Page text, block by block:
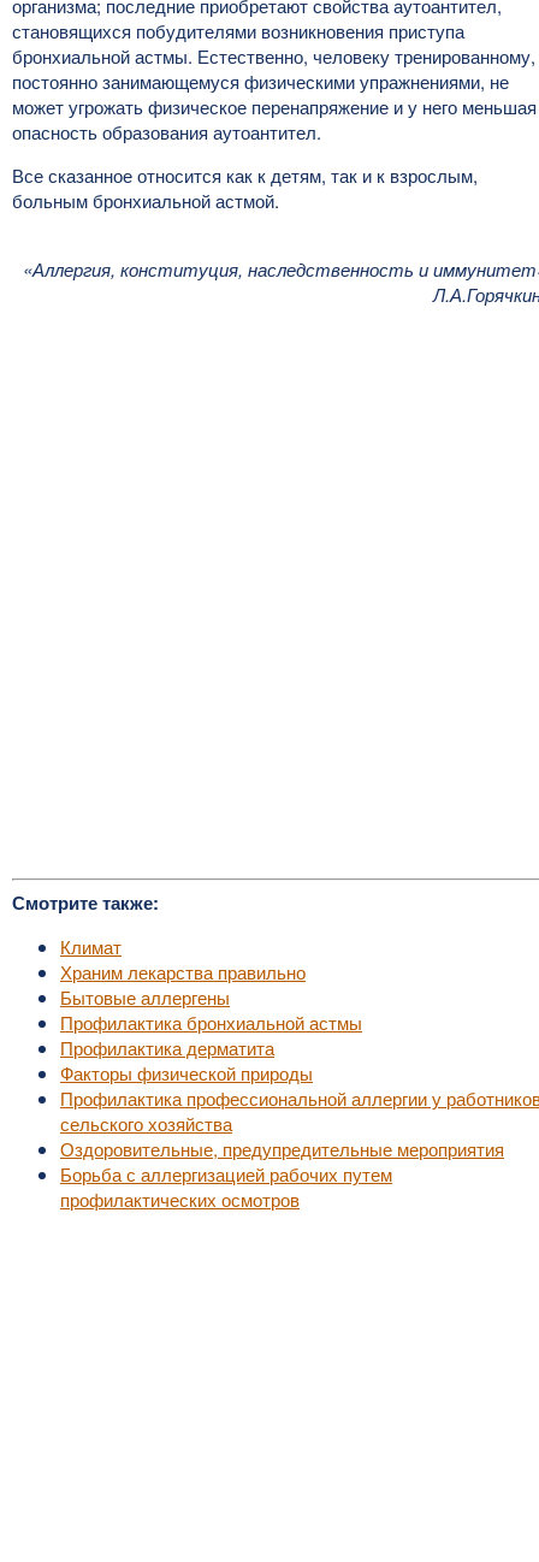
организма; последние приобретают свойства аутоантител,
становящихся побудителями возникновения приступа
бронхиальной астмы. Естественно, человеку тренированному,
постоянно занимающемуся физическими упражнениями, не
может угрожать физическое перенапряжение и у него меньшая
опасность образования аутоантител.
Все сказанное относится как к детям, так и к взрослым,
больным бронхиальной астмой.
«Аллергия, конституция, наследственность и
Смотрите также:
Климат
Храним лекарства правильно
Бытовые аллергены
Профилактика бронхиальной астмы
Профилактика дерматита
Факторы физической природы
Профилактика профессиональной аллергии у
сельского хозяйства
Оздоровительные, предупредительные мероприятия
Борьба с аллергизацией рабочих путем
профилактических осмотров